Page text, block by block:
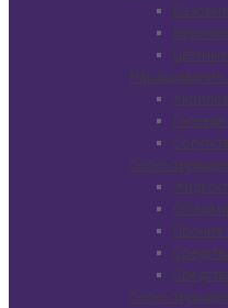
Наращивание
Прочие